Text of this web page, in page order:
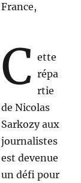
France,
C ette
répa
rtie
de Nicolas
Sarkozy aux
journalistes
est devenue
un défi pour